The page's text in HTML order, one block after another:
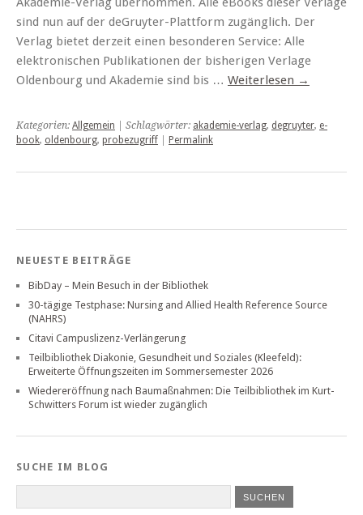
sind nun auf der deGruyter-Plattform zugänglich. Der
Verlag bietet derzeit einen besonderen Service: Alle
elektronischen Publikationen der bisherigen Verlage
Oldenbourg und Akademie sind bis … Weiterlesen →
Kategorien: Allgemein | Schlagwörter: akademie-verlag, degruyter, e-
book, oldenbourg, probezugriff Permalink
NEUESTE BEITRÄGE
BibDay – Mein Besuch in der Bibliothek
30-tägige Testphase: Nursing and Allied Health Reference Source
(NAHRS)
Citavi Campuslizenz-Verlängerung
Teilbibliothek Diakonie, Gesundheit und Soziales (Kleefeld):
Erweiterte Öffnungszeiten im Sommersemester 2026
Wiedereröffnung nach Baumaßnahmen: Die Teilbibliothek im Kurt-
Schwitters Forum ist wieder zugänglich
SUCHE IM BLOG